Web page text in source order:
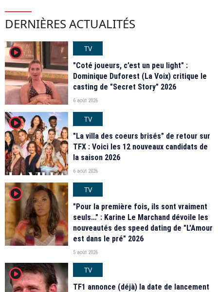
DERNIÈRES ACTUALITÉS
player2
TV
"Coté joueurs, c’est un peu light" :
Dominique Duforest (La Voix) critique le
casting de "Secret Story" 2026
6 août 2026
player2
TV
"La villa des coeurs brisés" de retour sur
TFX : Voici les 12 nouveaux candidats de
la saison 2026
6 août 2026
player2
TV
"Pour la première fois, ils sont vraiment
seuls…" : Karine Le Marchand dévoile les
nouveautés des speed dating de "L'Amour
est dans le pré" 2026
5 août 2026
player2
TV
TF1 annonce (déjà) la date de lancement